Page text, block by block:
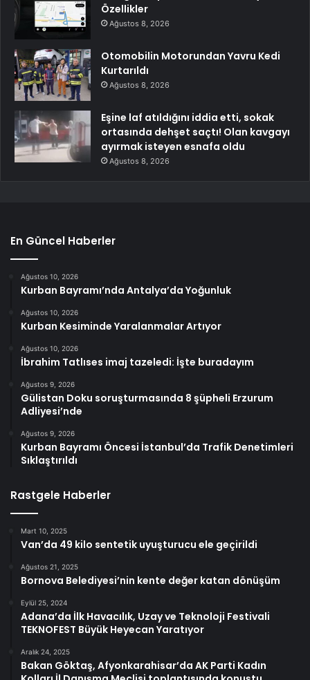
Özellikler
Ağustos 8, 2026
Otomobilin Motorundan Yavru Kedi
Kurtarıldı
Ağustos 8, 2026
Eşine laf atıldığını iddia etti, sokak
ortasında dehşet saçtı! Olan kavgayı
ayırmak isteyen esnafa oldu
Ağustos 8, 2026
En Güncel Haberler
Ağustos 10, 2026
Kurban Bayramı’nda Antalya’da Yoğunluk
Ağustos 10, 2026
Kurban Kesiminde Yaralanmalar Artıyor
Ağustos 10, 2026
İbrahim Tatlıses imaj tazeledi: İşte buradayım
Ağustos 9, 2026
Gülistan Doku soruşturmasında 8 şüpheli Erzurum
Adliyesi’nde
Ağustos 9, 2026
Kurban Bayramı Öncesi İstanbul’da Trafik Denetimleri
Sıklaştırıldı
Rastgele Haberler
Mart 10, 2025
Van’da 49 kilo sentetik uyuşturucu ele geçirildi
Ağustos 21, 2025
Bornova Belediyesi’nin kente değer katan dönüşüm
Eylül 25, 2024
Adana’da İlk Havacılık, Uzay ve Teknoloji Festivali
TEKNOFEST Büyük Heyecan Yaratıyor
Aralık 24, 2025
Bakan Göktaş, Afyonkarahisar’da AK Parti Kadın